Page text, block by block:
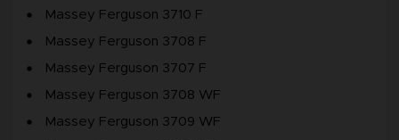
Massey Ferguson 3710 F
Massey Ferguson 3708 F
Massey Ferguson 3707 F
Massey Ferguson 3708 WF
Massey Ferguson 3709 WF